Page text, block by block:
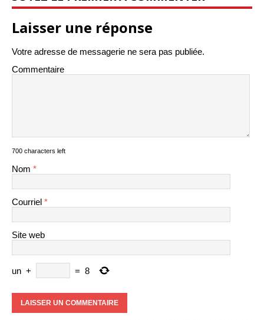
Laisser une réponse
Votre adresse de messagerie ne sera pas publiée.
Commentaire
700 characters left
Nom *
Courriel *
Site web
un + = 8